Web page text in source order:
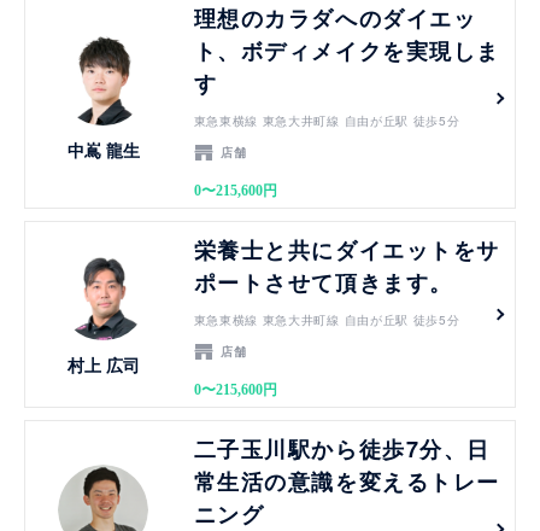
中嶌 龍生
理想のカラダへのダイエッ
ト、ボディメイクを実現しま
す
東急東横線 東急大井町線 自由が丘駅 徒歩5分
店舗
0〜215,600円
村上 広司
栄養士と共にダイエットをサ
ポートさせて頂きます。
東急東横線 東急大井町線 自由が丘駅 徒歩5分
店舗
0〜215,600円
二子玉川駅から徒歩7分、日
常生活の意識を変えるトレー
ニング